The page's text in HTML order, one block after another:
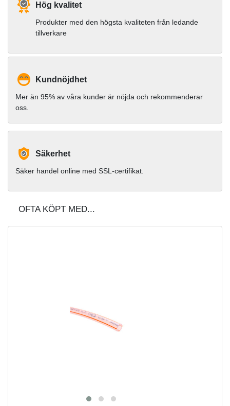
Hög kvalitet
Produkter med den högsta kvaliteten från ledande
tillverkare
Kundnöjdhet
Mer än 95% av våra kunder är nöjda och rekommenderar
oss.
Säkerhet
Säker handel online med SSL-certifikat.
OFTA KÖPT MED...